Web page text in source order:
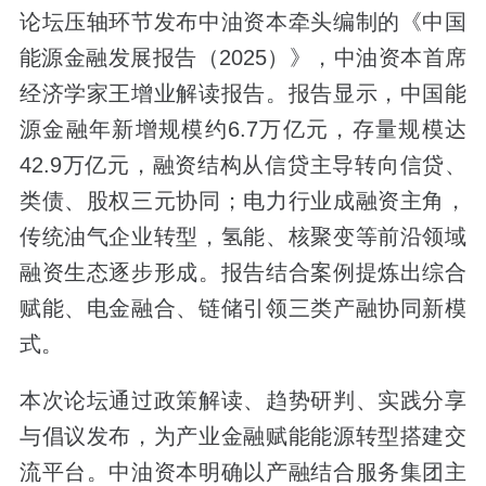
论坛压轴环节发布中油资本牵头编制的《中国
能源金融发展报告（2025）》，中油资本首席
经济学家王增业解读报告。报告显示，中国能
源金融年新增规模约6.7万亿元，存量规模达
42.9万亿元，融资结构从信贷主导转向信贷、
类债、股权三元协同；电力行业成融资主角，
传统油气企业转型，氢能、核聚变等前沿领域
融资生态逐步形成。报告结合案例提炼出综合
赋能、电金融合、链储引领三类产融协同新模
式。
本次论坛通过政策解读、趋势研判、实践分享
与倡议发布，为产业金融赋能能源转型搭建交
流平台。中油资本明确以产融结合服务集团主